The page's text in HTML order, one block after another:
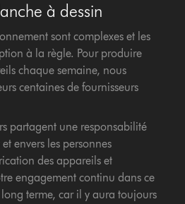
à dessin
sont complexes et les
à la règle. Pour produire
chaque semaine, nous
centaines de fournisseurs
partagent une responsabilité
envers les personnes
des appareils et
engagement continu dans ce
terme, car il y aura toujours